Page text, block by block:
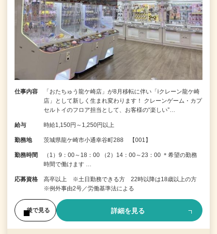
仕事内容
「おたちゅう龍ケ崎店」が8月移転に伴い「iクレーン龍ケ崎
店」として新しく生まれ変わります！ クレーンゲーム・カプ
セルトイのフロア担当として、お客様の“楽しい”…
給与 時給1,150円～1,250円以上
勤務地 茨城県龍ケ崎市小通幸谷町288 【001】
勤務時間
（1）9：00～18：00 （2）14：00～23：00 ＊希望の勤務
時間で働けます …
応募資格
高卒以上 ※土日勤務できる方 22時以降は18歳以上の方
※例外事由2号／労働基準法による
後で見る 詳細を見る